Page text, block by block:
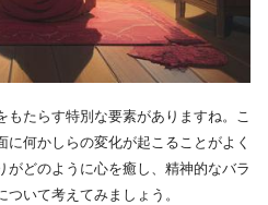
たらす特別な要素がありますね。こ
何かしらの変化が起こることがよく
がどのように心を癒し、精神的なバラ
いて考えてみましょう。